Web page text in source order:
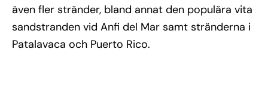
även fler stränder, bland annat den populära vita
sandstranden vid Anfi del Mar samt stränderna i
Patalavaca och Puerto Rico.